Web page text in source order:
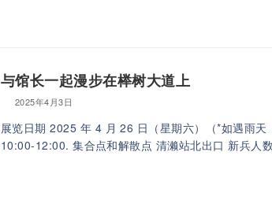
与馆长一起漫步在榉树大道上
2025年4月3日
展览日期 2025 年 4 月 26 日（星期六）（*如遇雨
10:00-12:00. 集合点和解散点 清濑站北出口 新兵